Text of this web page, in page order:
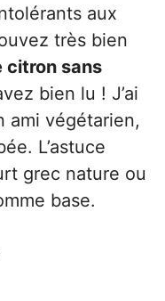
aux
très bien
citron sans
bien lu ! J’ai
ami végétarien,
L’astuce
grec nature ou
base.